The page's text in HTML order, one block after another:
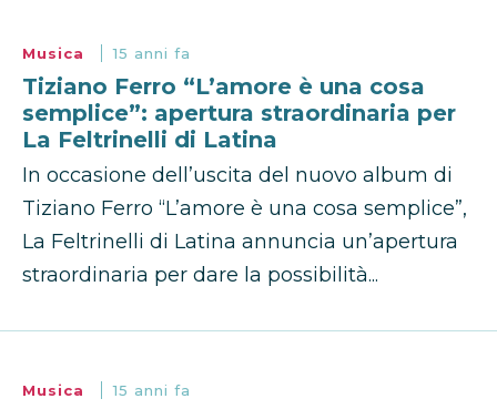
Musica 15 anni fa
Tiziano Ferro “L’amore è una cosa
semplice”: apertura straordinaria per
La Feltrinelli di Latina
In occasione dell’uscita del nuovo album di
Tiziano Ferro “L’amore è una cosa semplice”,
La Feltrinelli di Latina annuncia un’apertura
straordinaria per dare la possibilità...
Musica 15 anni fa